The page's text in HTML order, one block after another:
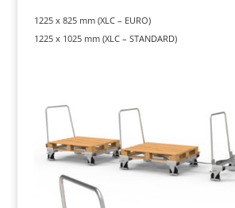
1225 x 825 mm (XLC – EURO)
1225 x 1025 mm (XLC – STANDARD)